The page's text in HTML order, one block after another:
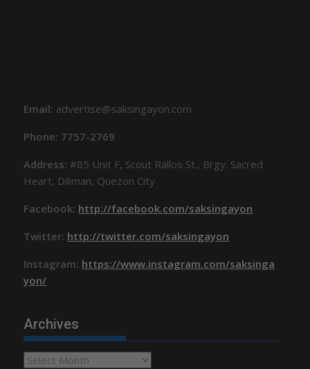
Email: advertise@saksingayon.com
Phone: 7757-2769
Address:#85 Unit F, Scout Rallos St., Brgy. Sacred
Heart, Diliman, Quezon City
Facebook: http://facebook.com/saksingayon
Twitter: http://twitter.com/saksingayon
Instagram: https://www.instagram.com/saksinga
yon/
Archives
Archives